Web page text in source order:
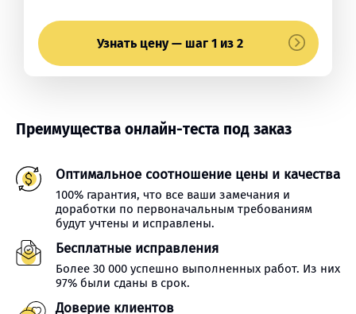
Узнать цену — шаг 1 из 2
Преимущества онлайн-теста под заказ
Оптимальное соотношение цены и качества
100% гарантия, что все ваши замечания и
доработки по первоначальным требованиям
будут учтены и исправлены.
Бесплатные исправления
Более 30 000 успешно выполненных работ. Из них
97% были сданы в срок.
Доверие клиентов